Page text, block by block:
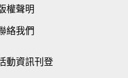
權聲明
絡我們
動資訊刊登